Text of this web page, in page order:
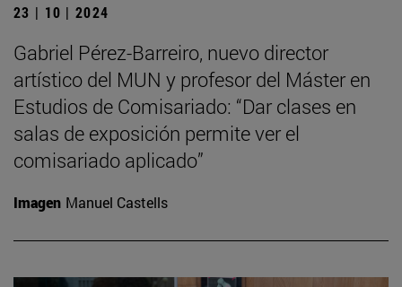
23 | 10 | 2024
Gabriel Pérez-Barreiro, nuevo director
artístico del MUN y profesor del Máster en
Estudios de Comisariado: “Dar clases en
salas de exposición permite ver el
comisariado aplicado”
Imagen Manuel Castells